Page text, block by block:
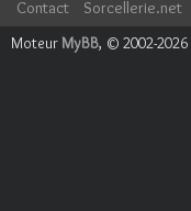
Contact Sorcellerie.net
Moteur MyBB, © 2002-2026